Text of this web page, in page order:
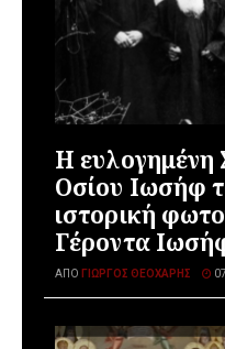
Η ευλογημένη
Οσίου Ιωσήφ
ιστορική
Γέροντα
ΑΠΌ ΓΙΏΡΓΟΣ ΘΕΟΧΆΡΗΣ